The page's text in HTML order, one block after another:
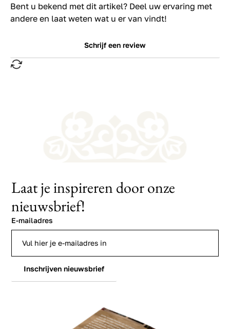
Bent u bekend met dit artikel? Deel uw ervaring met
andere en laat weten wat u er van vindt!
Schrijf een review
Laat je inspireren door onze
nieuwsbrief!
E-mailadres
Inschrijven nieuwsbrief